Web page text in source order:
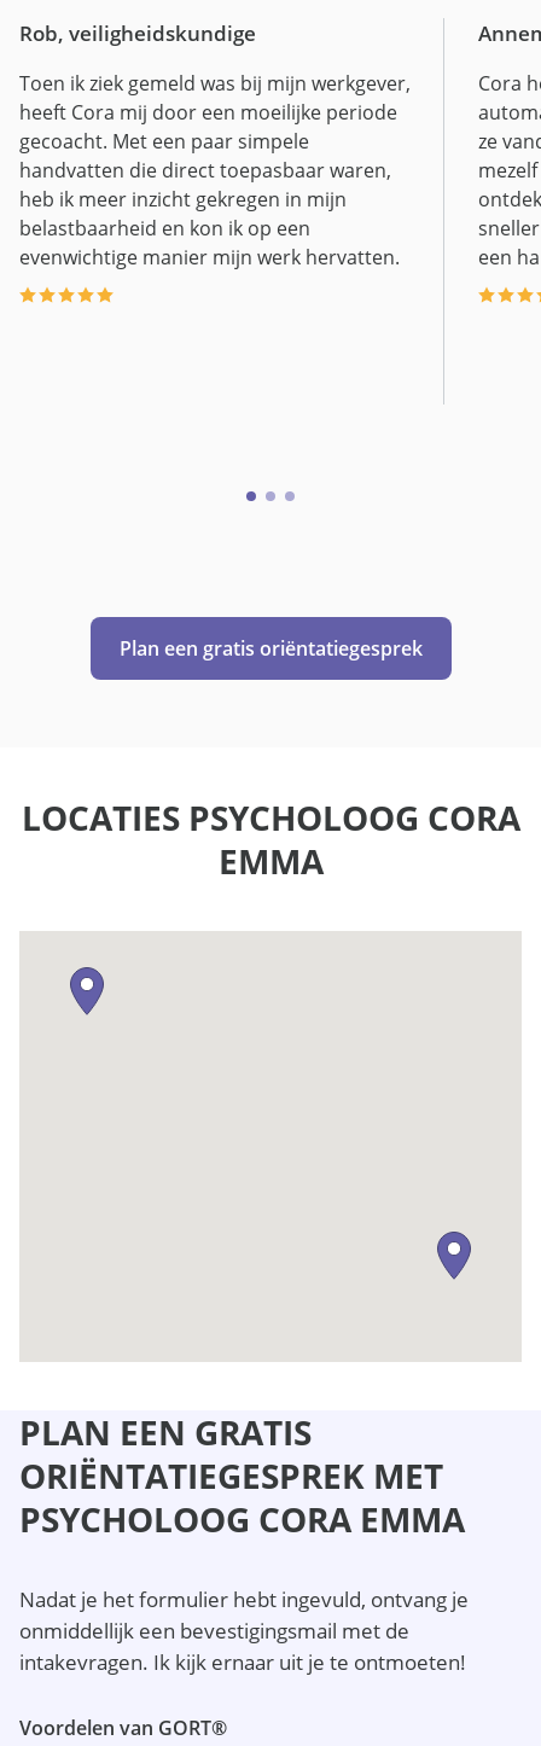
Rob, veiligheidskundige
Toen ik ziek gemeld was bij mijn werkgever,
heeft Cora mij door een moeilijke periode
gecoacht. Met een paar simpele
handvatten die direct toepasbaar waren,
heb ik meer inzicht gekregen in mijn
belastbaarheid en kon ik op een
evenwichtige manier mijn werk hervatten.
Cora
ze
een
Plan een gratis oriëntatiegesprek
LOCATIES PSYCHOLOOG CORA
EMMA
PLAN EEN GRATIS
ORIËNTATIEGESPREK MET
PSYCHOLOOG CORA EMMA
Nadat je het formulier hebt ingevuld, ontvang je
onmiddellijk een bevestigingsmail met de
intakevragen. Ik kijk ernaar uit je te ontmoeten!
Voordelen van GORT®